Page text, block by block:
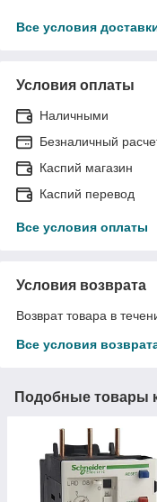
Все условия
Условия оплаты
Наличными
Безналичный
Каспий магазин
Каспий перевод
Все условия оплаты
Условия возврата
Возврат товара в
Все условия
Подобные товары